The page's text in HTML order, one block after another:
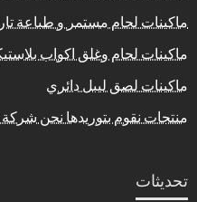
ماكينات لحام مستمر و طباعة
ماكينات لحام وغلق اكواب
ماكينات لصق ليبل دائري
منتجات نقوم بتوريدها نحن
تحديثات